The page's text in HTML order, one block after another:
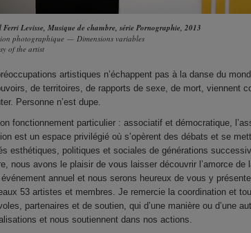
Levisse, Musique de chambre, série Pornographie, 2013
photographique — Dimensions variables
of the artist
artistiques n’échappent pas à la danse du
de territoires, de rapports de sexe, de mort, viennent
Personne n’est dupe.
fonctionnement particulier : associatif et démocratique,
est un espace privilégié où s’opèrent des débats et se
esthétiques, politiques et sociales de générations
nous avons le plaisir de vous laisser découvrir l’amorce de
événement annuel et nous serons heureux de vous y
53 artistes et membres. Je remercie la coordination et
partenaires et de soutien, qui d’une manière ou d’une
et nous soutiennent dans nos actions.